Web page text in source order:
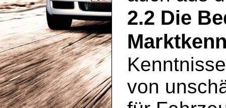
2.2 Die
von